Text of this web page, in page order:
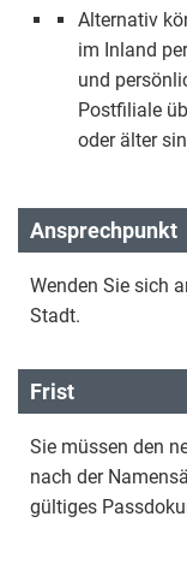
Alternativ
im Inland
und
Postfiliale
oder älter
Ansprechpunkt
Wenden Sie sich
Stadt.
Frist
Sie müssen den
nach der
gültiges